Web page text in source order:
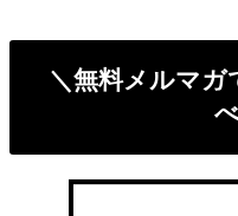
＼無料メルマガ